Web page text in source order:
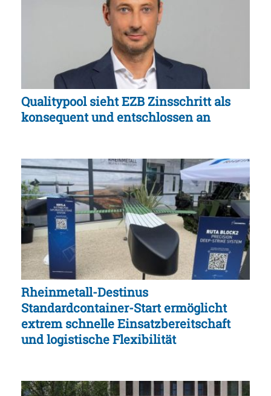
Qualitypool sieht EZB Zinsschritt als
konsequent und entschlossen an
Rheinmetall-Destinus
Standardcontainer-Start ermöglicht
extrem schnelle Einsatzbereitschaft
und logistische Flexibilität